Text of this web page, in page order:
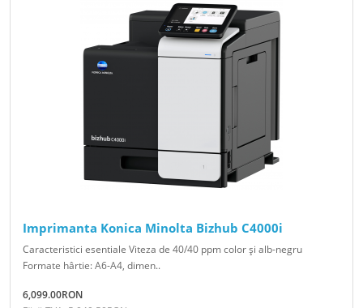
Imprimanta Konica Minolta Bizhub C4000i
Caracteristici esentiale Viteza de 40/40 ppm color şi alb-negru
Formate hârtie: A6-A4, dimen..
6,099.00RON